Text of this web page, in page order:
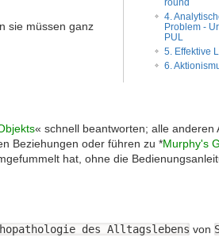
round
4.
Problem -
PUL
5. Effektive
6.
sie müssen ganz
« schnell beantworten; alle anderen
Beziehungen oder führen zu *Murphy's
hat, ohne die
des Alltagslebens von